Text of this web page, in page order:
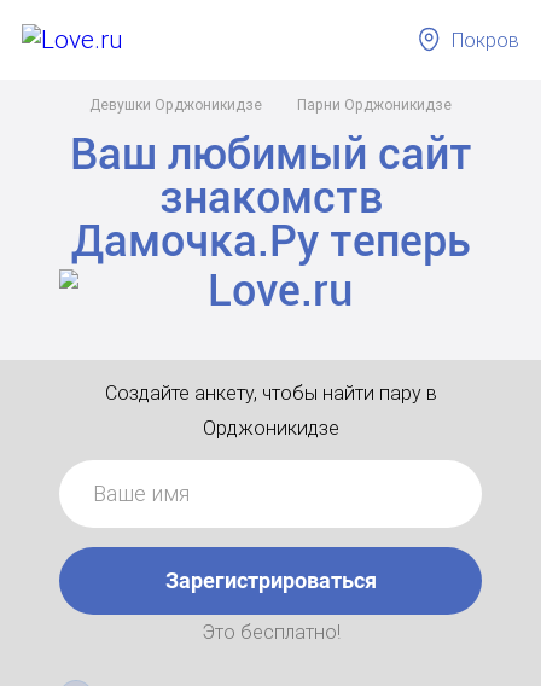
Девушки Орджоникидзе Парни Орджоникидзе
Покров
Ваш любимый сайт
знакомств
Дамочка.Рутеперь
Создайте анкету, чтобы найти пару в
Орджоникидзе
Зарегистрироваться
Это бесплатно!